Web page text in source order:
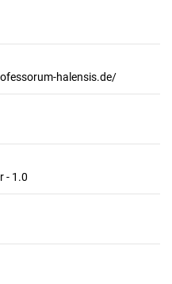
halensis.de/
- 1.0